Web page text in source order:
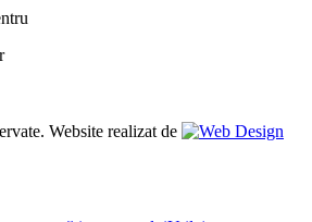
Website realizat de